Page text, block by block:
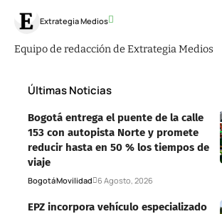
Extrategia Medios
Equipo de redacción de Extrategia Medios
Últimas Noticias
Bogotá entrega el puente de la calle
153 con autopista Norte y promete
reducir hasta en 50 % los tiempos de
viaje
BogotáMovilidad 6 Agosto, 2026
EPZ incorpora vehículo especializado